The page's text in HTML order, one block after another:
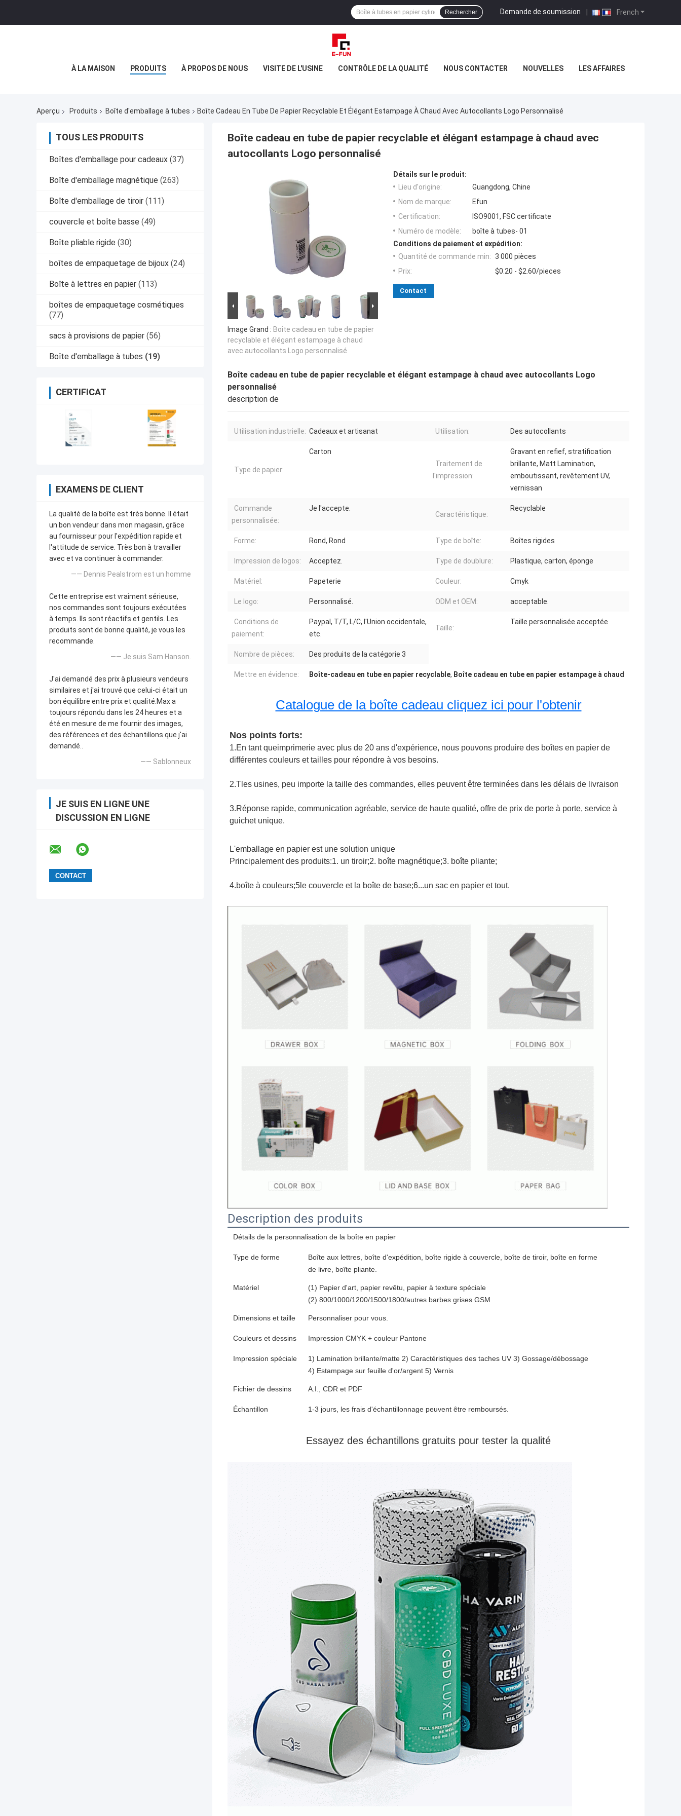
French
Demande de soumission |
Rechercher
À LA MAISON PRODUITS À PROPOS DE NOUS VISITE DE L'USINE CONTRÔLE DE LA QUALITÉ NOUS CONTACTER NOUVELLES LES AFFAIRES
Aperçu Produits Boîte d'emballage à tubes Boîte Cadeau En Tube De Papier Recyclable Et Élégant Estampage À Chaud Avec Autocollants Logo Personnalisé
TOUS LES PRODUITS
Boîtes d'emballage pour cadeaux (37)
Boîte d'emballage magnétique (263)
Boîte d'emballage de tiroir (111)
couvercle et boîte basse (49)
Boîte pliable rigide (30)
boîtes de empaquetage de bijoux (24)
Boîte à lettres en papier (113)
boîtes de empaquetage cosmétiques
(77)
sacs à provisions de papier (56)
Boîte d'emballage à tubes (19)
CERTIFICAT
EXAMENS DE CLIENT
La qualité de la boîte est très bonne. Il était
un bon vendeur dans mon magasin, grâce
au fournisseur pour l'expédition rapide et
l'attitude de service. Très bon à travailler
avec et va continuer à commander.
—— Dennis Pealstrom est un homme
Cette entreprise est vraiment sérieuse,
nos commandes sont toujours exécutées
à temps. Ils sont réactifs et gentils. Les
produits sont de bonne qualité, je vous les
recommande.
—— Je suis Sam Hanson.
J'ai demandé des prix à plusieurs vendeurs
similaires et j'ai trouvé que celui-ci était un
bon équilibre entre prix et qualité.Max a
toujours répondu dans les 24 heures et a
été en mesure de me fournir des images,
des références et des échantillons que j'ai
demandé..
—— Sablonneux
JE SUIS EN LIGNE UNE
DISCUSSION EN LIGNE
Boîte cadeau en tube de papier recyclable et élégant estampage à chaud avec
autocollants Logo personnalisé
Image Grand : Boîte cadeau en tube de papier
recyclable et élégant estampage à chaud
avec autocollants Logo personnalisé
Détails sur le produit:
Lieu d'origine:
Guangdong, Chine
Nom de marque:
Efun
Certification:
ISO9001, FSC certificate
Numéro de modèle:
boîte à tubes- 01
Conditions de paiement et expédition:
Quantité de commande min: 3 000 pièces
Prix:
$0.20 - $2.60/pieces
Contact
Boîte cadeau en tube de papier recyclable et élégant estampage à chaud avec autocollants Logo
personnalisé
description de
Utilisation industrielle: Cadeaux et artisanat Utilisation: Des autocollants
Type de papier:
Carton
Traitement de
l'impression:
Gravant en refief, stratification
brillante, Matt Lamination,
emboutissant, revêtement UV,
vernissan
Commande
personnalisée:
Je l'accepte.
Caractéristique:
Recyclable
Forme: Rond, Rond Type de boîte: Boîtes rigides
Impression de logos: Acceptez. Type de doublure: Plastique, carton, éponge
Matériel: Papeterie Couleur: Cmyk
Le logo: Personnalisé. ODM et OEM: acceptable.
Conditions de
paiement:
Paypal, T/T, L/C, l'Union occidentale,
etc.
Taille:
Taille personnalisée acceptée
Nombre de pièces: Des produits de la catégorie 3
Mettre en évidence: Boîte-cadeau en tube en papier recyclable, Boîte cadeau en tube en papier estampage à chaud
Catalogue de la boîte cadeau cliquez ici pour l'obtenir
Nos points forts:
1.En tant queimprimerie avec plus de 20 ans d'expérience, nous pouvons produire des boîtes en papier de
différentes couleurs et tailles pour répondre à vos besoins.
2.T les usines, peu importe la taille des commandes, elles peuvent être terminées dans les délais de livraison
3.Réponse rapide, communication agréable, service de haute qualité, offre de prix de porte à porte, service à
guichet unique.
L'emballage en papier est une solution unique
Principalement des produits:1. un tiroir;2. boîte magnétique;3. boîte pliante;
4.boîte à couleurs;5le couvercle et la boîte de base;6...un sac en papier et tout.
Description des produits
Détails de la personnalisation de la boîte en papier
Type de forme
Boîte aux lettres, boîte d'expédition, boîte rigide à couvercle, boîte de tiroir, boîte en forme
de livre, boîte pliante.
Matériel
(1) Papier d'art, papier revêtu, papier à texture spéciale
(2) 800/1000/1200/1500/1800/autres barbes grises GSM
Dimensions et taille Personnaliser pour vous.
Couleurs et dessins Impression CMYK + couleur Pantone
Impression spéciale
1) Lamination brillante/matte 2) Caractéristiques des taches UV 3) Gossage/débossage
4) Estampage sur feuille d'or/argent 5) Vernis
Fichier de dessins A.I., CDR et PDF
Échantillon 1-3 jours, les frais d'échantillonnage peuvent être remboursés.
Essayez des échantillons gratuits pour tester la qualité